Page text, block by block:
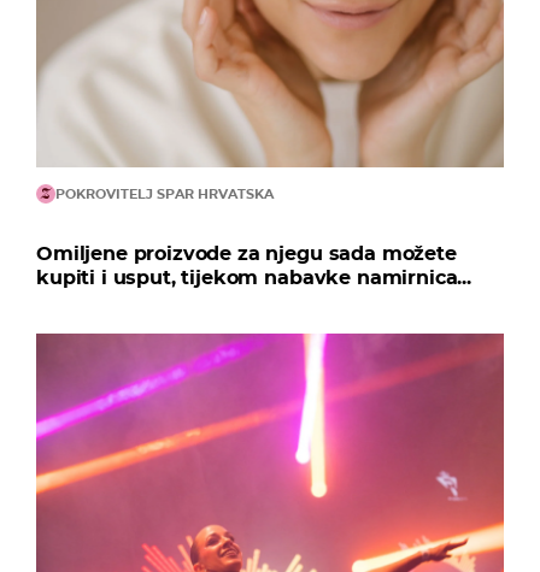
POKROVITELJ SPAR HRVATSKA
Omiljene proizvode za njegu sada možete
kupiti i usput, tijekom nabavke namirnica...